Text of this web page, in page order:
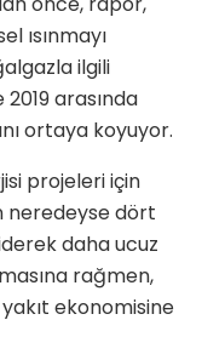
ısınmayı
ilgili
arasında
ortaya koyuyor.
projeleri için
neredeyse dört
daha ucuz
rağmen,
ekonomisine